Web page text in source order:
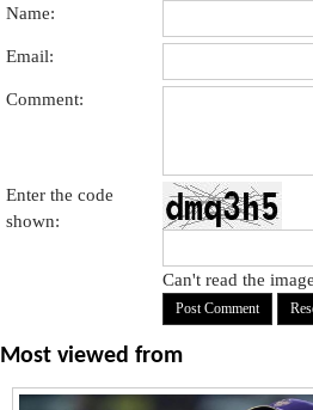
Name:
Email:
Comment:
Enter the code
shown:
Can't read the
Most viewed from